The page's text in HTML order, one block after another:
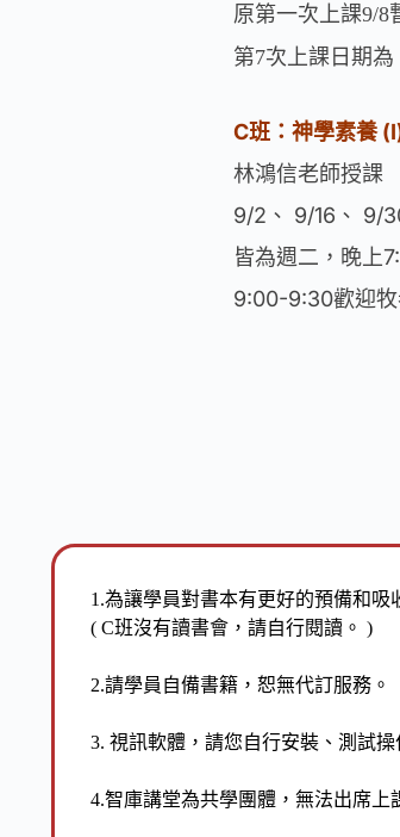
原第一次上課9/8
第7次上課日期為
C班：神學素養
林鴻信老師授課
9/2、 9/16、 9/
皆為週二，晚上
9:00-9:30歡迎牧
1.為讓學員對書本有更好的預備和
( C班沒有讀書會，請自行閱讀。 )
2.請學員自備書籍，恕無代訂服務。
3. 視訊軟體，請您自行安裝、測試
4.智庫講堂為共學團體，無法出席上